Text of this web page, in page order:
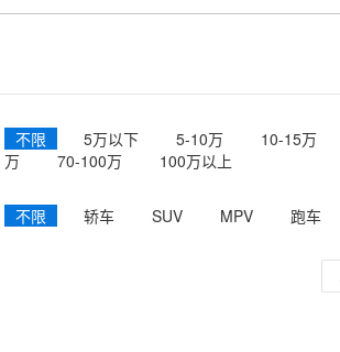
不限 5万以下 5-10万 10-15万
万
70-100万 100万以上
不限 轿车 SUV MPV 跑车